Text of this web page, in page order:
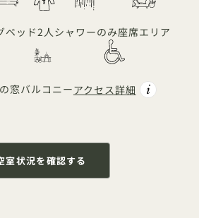
ベッド 2人 シャワーのみ座席エリア
窓バルコニーアクセス詳細
室状況を確認する